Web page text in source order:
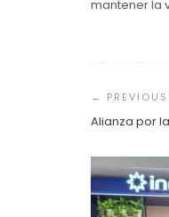
mantener la
de
entradas
Alianza por